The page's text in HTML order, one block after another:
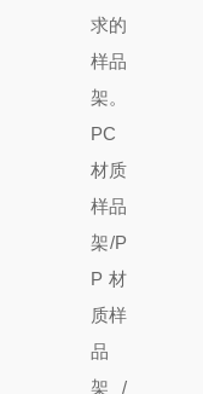
求的
样品
架。
PC
材质
样品
架/P
P材
质样
品
架/